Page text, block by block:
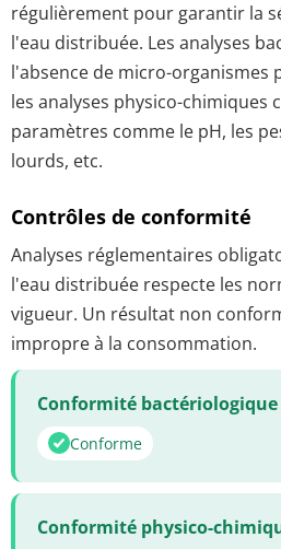
régulièrement pour garantir la
l'eau distribuée. Les analyses
l'absence de micro-organismes
les analyses physico-chimiques
paramètres comme le pH, les
lourds, etc.
Contrôles de conformité
Analyses réglementaires
l'eau distribuée respecte les
vigueur. Un résultat non
impropre à la consommation.
Conformité bactériologique
Conforme
Conformité physico-